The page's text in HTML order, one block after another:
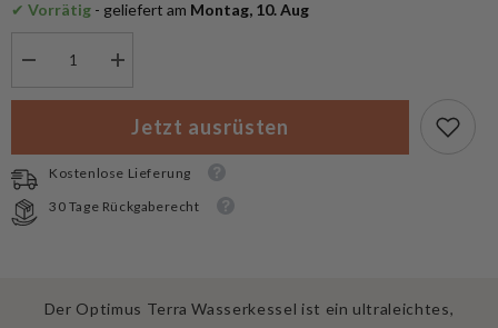
✔ Vorrätig - geliefert am Montag, 10. Aug
für
Wasserkessel
Terra
0.7L
Menge
für
Optimus
Camping
Wasserkessel
Terra
Jetzt ausrüsten
Kostenlose Lieferung
30 Tage Rückgaberecht
Der Optimus Terra Wasserkessel ist ein ultraleichtes,